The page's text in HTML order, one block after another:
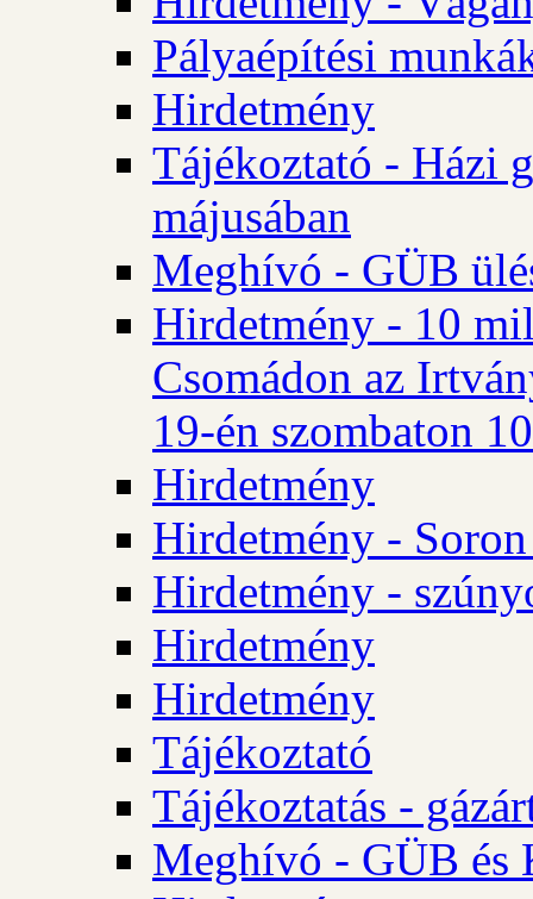
Pályaépítési
Hirdetmény
Tájékoztató - Házi
májusában
Meghívó - GÜB
Hirdetmény - 10
Csomádon az
19-én szombaton
Hirdetmény
Hirdetmény -
Hirdetmény -
Hirdetmény
Hirdetmény
Tájékoztató
Tájékoztatás -
Meghívó - GÜB és